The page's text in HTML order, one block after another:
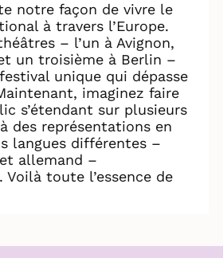
notre façon de vivre le
à travers l’Europe.
– l’un à Avignon,
un troisième à Berlin –
unique qui dépasse
imaginez faire
s’étendant sur plusieurs
des représentations en
langues différentes –
allemand –
toute l’essence de